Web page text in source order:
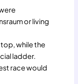
or living
top, while the
ladder.
race would